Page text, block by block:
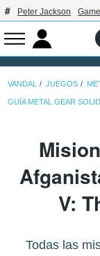
Peter Jackson
VANDAL JUEGOS
GUÍA METAL GEAR
V:
Todas las